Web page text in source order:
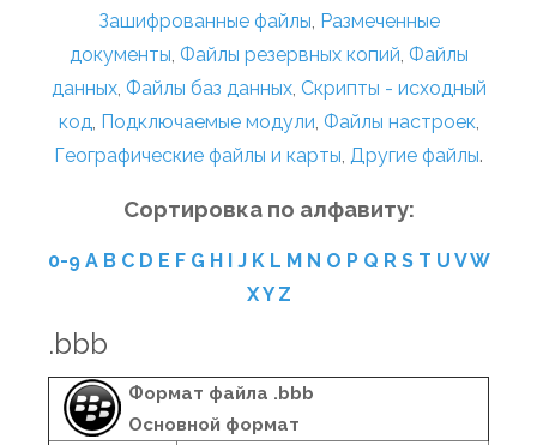
Зашифрованные файлы, Размеченные
документы, Файлы резервных копий, Файлы
данных, Файлы баз данных, Скрипты - исходный
код, Подключаемые модули, Файлы настроек,
Географические файлы и карты, Другие файлы.
Сортировка по алфавиту:
0-9 A B C D E F G H I J K L M N O P Q R S T U VW
XY Z
.bbb
Формат файла .bbb
Основной формат